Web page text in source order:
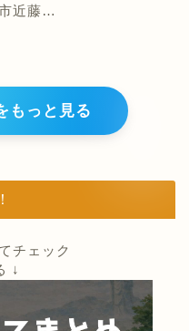
近藤…
もっと見る
チェック
↓